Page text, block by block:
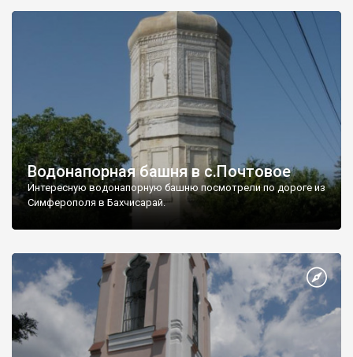
Водонапорная башня в с.Почтовое
Интересную водонапорную башню посмотрели по дороге из
Симферополя в Бахчисарай.